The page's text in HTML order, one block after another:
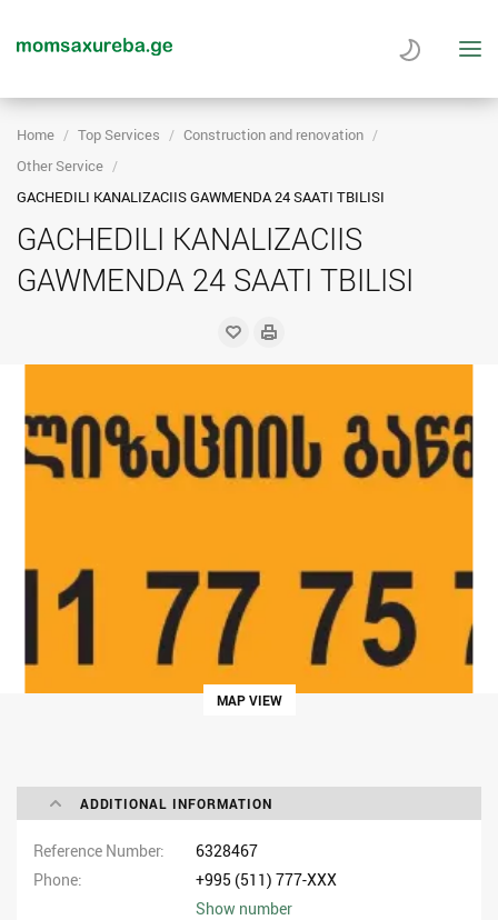
Home Top Services
Construction and renovation
Other Service
GACHEDILI KANALIZACIIS GAWMENDA 24 SAATI TBILISI
GACHEDILI KANALIZACIIS
GAWMENDA 24 SAATI TBILISI
MAP VIEW
ADDITIONAL INFORMATION
Reference Number
6328467
Phone
+995 (511) 777-XXX
Show number